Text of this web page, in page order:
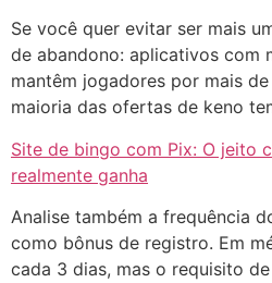
Se você quer evitar ser mais
de abandono: aplicativos com
mantêm jogadores por mais
maioria das ofertas de keno
Site de bingo com Pix: O jeito
realmente ganha
Analise também a frequência
como bônus de registro. Em
cada 3 dias, mas o requisito